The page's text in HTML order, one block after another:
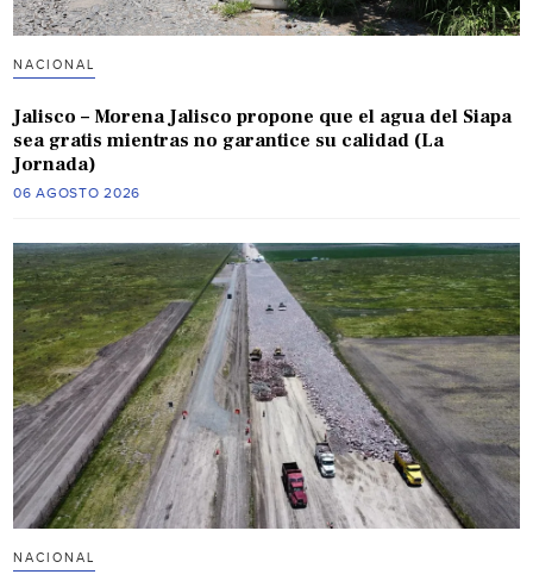
NACIONAL
Jalisco – Morena Jalisco propone que el agua del Siapa
sea gratis mientras no garantice su calidad (La
Jornada)
06 AGOSTO 2026
NACIONAL